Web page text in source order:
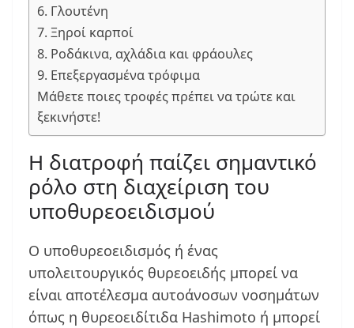
6. Γλουτένη
7. Ξηροί καρποί
8. Ροδάκινα, αχλάδια και φράουλες
9. Επεξεργασμένα τρόφιμα
Μάθετε ποιες τροφές πρέπει να τρώτε και
ξεκινήστε!
Η διατροφή παίζει σημαντικό
ρόλο στη διαχείριση του
υποθυρεοειδισμού
Ο υποθυρεοειδισμός ή ένας
υπολειτουργικός θυρεοειδής μπορεί να
είναι αποτέλεσμα αυτοάνοσων νοσημάτων
όπως η θυρεοειδίτιδα Hashimoto ή μπορεί